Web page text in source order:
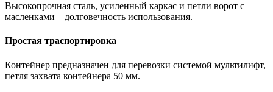
Высокопрочная сталь, усиленный каркас и петли ворот с
масленками – долговечность использования.
Простая траспортировка
Контейнер предназначен для перевозки системой мультилифт,
петля захвата контейнера 50 мм.